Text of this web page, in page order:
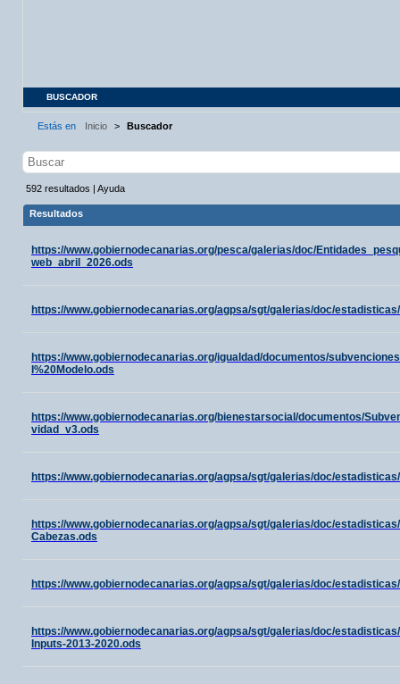
BUSCADOR
Estás en Inicio > Buscador
592 resultados | Ayuda
Resultados
https://www.gobiernodecanarias.org/pesca/galerias/doc/
web_abril_2026.ods
https://www.gobiernodecanarias.org/agpsa/sgt/galerias/doc/
https://www.gobiernodecanarias.org/igualdad/documentos/
I%20Modelo.ods
https://www.gobiernodecanarias.org/bienestarsocial/documentos/
vidad_v3.ods
https://www.gobiernodecanarias.org/agpsa/sgt/galerias/doc/
https://www.gobiernodecanarias.org/agpsa/sgt/galerias/doc/
Cabezas.ods
https://www.gobiernodecanarias.org/agpsa/sgt/galerias/doc/
https://www.gobiernodecanarias.org/agpsa/sgt/galerias/doc/
Inputs-2013-2020.ods